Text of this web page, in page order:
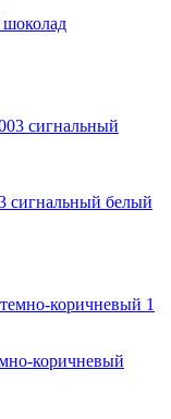
сигнальный белый
1
коричневый